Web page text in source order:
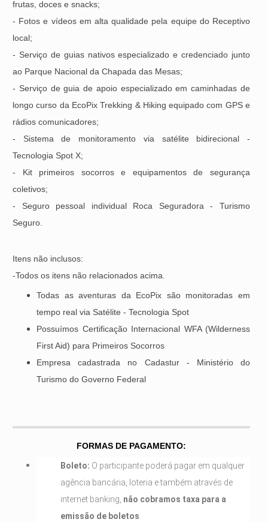
frutas, doces e snacks;
- Fotos e vídeos em alta qualidade pela equipe do Receptivo
local;
- Serviço de guias nativos especializado e credenciado junto
ao Parque Nacional da Chapada das Mesas;
- Serviço de guia de apoio especializado em caminhadas de
longo curso da EcoPix Trekking & Hiking equipado com GPS e
rádios comunicadores;
- Sistema de monitoramento via satélite bidirecional -
Tecnologia Spot X;
- Kit primeiros socorros e equipamentos de segurança
coletivos;
- Seguro pessoal individual Roca Seguradora - Turismo
Seguro.
Itens não inclusos:
-Todos os itens não relacionados acima.
Todas as aventuras da EcoPix são monitoradas em
tempo real via Satélite - Tecnologia Spot
Possuímos Certificação Internacional WFA (Wilderness
First Aid) para Primeiros Socorros
Empresa cadastrada no Cadastur - Ministério do
Turismo do Governo Federal
FORMAS DE PAGAMENTO:
Boleto: O participante poderá pagar em qualquer
agência bancária, loteria e também através de
internet banking, não cobramos taxa para a
emissão de boletos.